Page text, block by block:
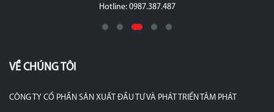
Hotline: 0942424999
VỀ CHÚNG TÔI
CÔNG TY CỔ PHẦN SẢN XUẤT ĐẦU TƯ VÀ PHÁT TRIỂN TÂM PHÁT